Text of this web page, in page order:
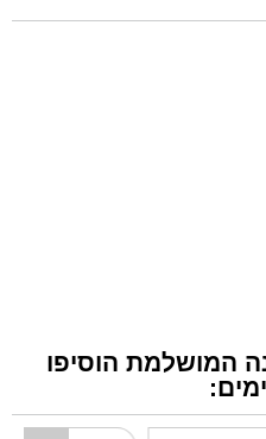
המושלמת הוסיפו